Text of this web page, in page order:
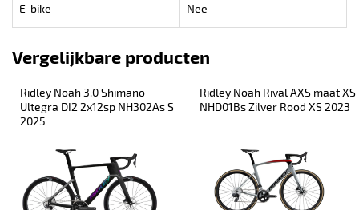
E-bike Nee
Vergelijkbare producten
Ridley Noah 3.0 Shimano
Ultegra DI2 2x12sp NH302As S
2025
Ridley Noah Rival AXS maat XS
NHD01Bs Zilver Rood XS 2023